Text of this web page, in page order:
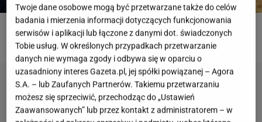
ROZWIĄŻ QUIZ
Twoje dane osobowe mogą być przetwarzane także do celów
badania i mierzenia informacji dotyczących funkcjonowania
serwisów i aplikacji lub łączone z danymi dot. świadczonych
Tobie usług. W określonych przypadkach przetwarzanie
danych nie wymaga zgody i odbywa się w oparciu o
uzasadniony interes Gazeta.pl, jej spółki powiązanej – Agora
S.A. – lub Zaufanych Partnerów. Takiemu przetwarzaniu
możesz się sprzeciwić, przechodząc do „Ustawień
Zaawansowanych” lub przez kontakt z administratorem – w